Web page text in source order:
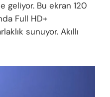
geliyor. Bu ekran 120
Full HD+
sunuyor. Akıllı